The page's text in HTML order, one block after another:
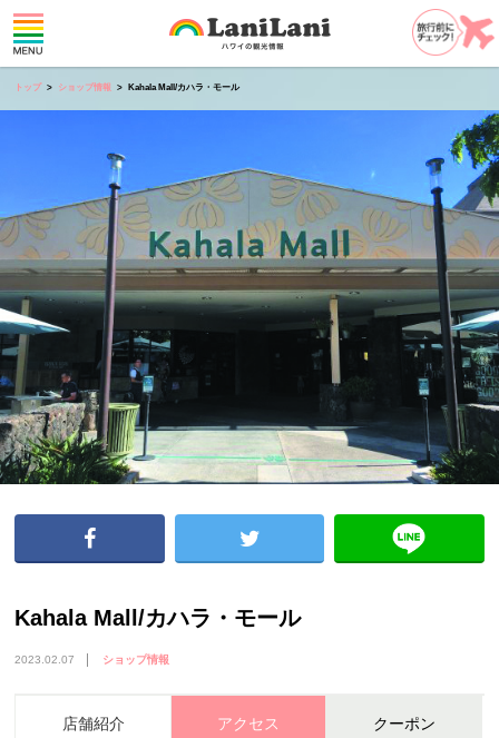
トップ ショップ情報 Kahala Mall/カハラ・モール
Kahala Mall/カハラ・モール
2023.02.07 ショップ情報
店舗紹介 アクセス クーポン